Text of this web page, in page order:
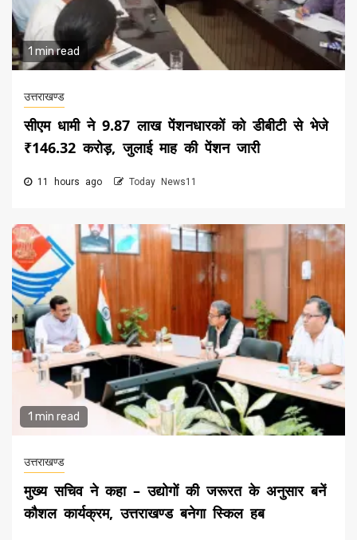
1 min read
उत्तराखण्ड
सीएम धामी ने 9.87 लाख पेंशनधारकों को डीबीटी से भेजे
₹146.32 करोड़, जुलाई माह की पेंशन जारी
11 hours ago Today News11
1 min read
उत्तराखण्ड
मुख्य सचिव ने कहा – उद्योगों की जरूरत के अनुसार बनें
कौशल कार्यक्रम, उत्तराखण्ड बनेगा स्किल हब